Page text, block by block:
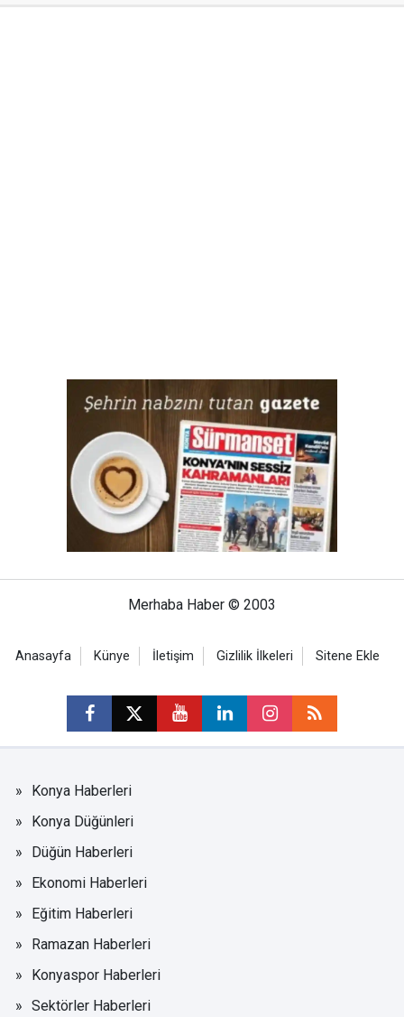
Merhaba Haber © 2003
Anasayfa Künye İletişim Gizlilik İlkeleri Sitene Ekle
Konya Haberleri
Konya Düğünleri
Düğün Haberleri
Ekonomi Haberleri
Eğitim Haberleri
Ramazan Haberleri
Konyaspor Haberleri
Sektörler Haberleri